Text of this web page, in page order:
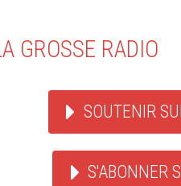
GROSSE RADIO
SOUTENIR
S'ABONNER